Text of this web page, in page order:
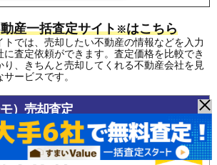
産一括査定サイト※はこちら
では、売却したい不動産の情報などを入力
査定依頼ができます。査定価格を比較でき
り、きちんと売却してくれる不動産会社を見
ービスです。
）売却査定